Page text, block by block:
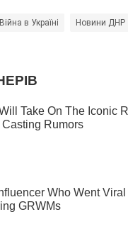
Війна в Україні Новини ДНР